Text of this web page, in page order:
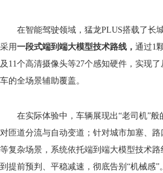
在智能驾驶领域，猛龙PLUS搭载了长
采用一段式端到端大模型技术路线 ， 通过1
及11个高清摄像头等27个感知硬件，实现
车的全场景辅助覆盖。
在实际体验中，车辆展现出“老司机”
对匝道分流与自动变道；针对城市加塞、
等复杂场景，系统依托端到端大模型技术
到提前预判、平稳减速，彻底告别“机械感